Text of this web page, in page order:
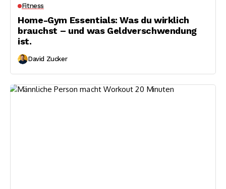
Fitness
Home-Gym Essentials: Was du wirklich
brauchst – und was Geldverschwendung
ist.
David Zucker